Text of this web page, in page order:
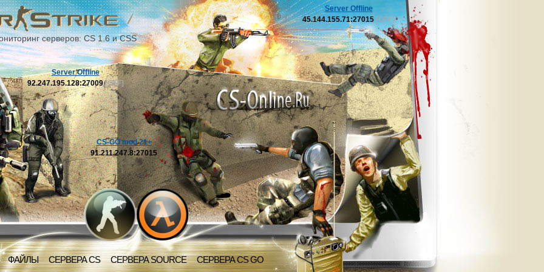
серверов: CS 1.6 и CSS
ФАЙЛЫ СЕРВЕРА CS СЕРВЕРА SOURCE СЕРВЕРА CS GO
Server Offline
92.247.195.128:27009[OFF]
CS-GO mod 21+
91.211.247.8:27015
Server Offline
45.144.155.71:27015 [OFF]